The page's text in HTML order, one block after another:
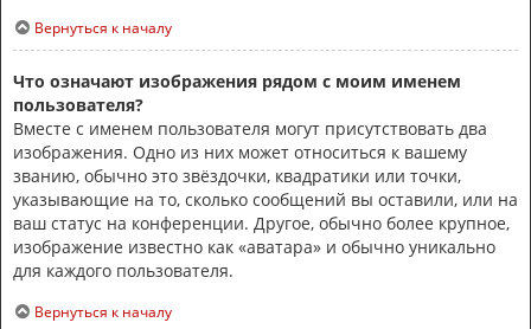
Вернуться к началу
Что означают изображения рядом с моим именем
пользователя?
Вместе с именем пользователя могут присутствовать два
изображения. Одно из них может относиться к вашему
званию, обычно это звёздочки, квадратики или точки,
указывающие на то, сколько сообщений вы оставили, или на
ваш статус на конференции. Другое, обычно более крупное,
изображение известно как «аватара» и обычно уникально
для каждого пользователя.
Вернуться к началу